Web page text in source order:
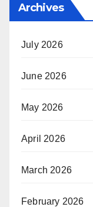
Archives
July 2026
June 2026
May 2026
April 2026
March 2026
February 2026